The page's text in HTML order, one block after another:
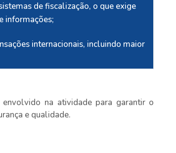
de fiscalização, o que exige
informações;
internacionais, incluindo maior
na atividade para garantir o
e qualidade.